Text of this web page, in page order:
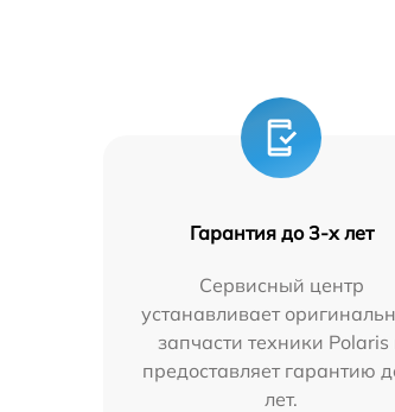
Гарантия до 3-х лет
Сервисный центр
устанавливает
запчасти техники Polaris
предоставляет гарантию
лет.